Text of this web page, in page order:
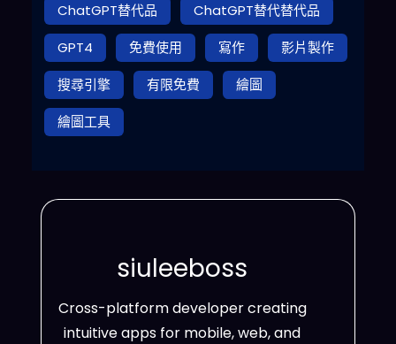
ChatGPT替代品
ChatGPT替代替代品
GPT4
免費使用 寫作
影片製作
搜尋引擎
有限免費
繪圖
繪圖工具
siuleeboss
Cross-platform developer creating
intuitive apps for mobile, web, and